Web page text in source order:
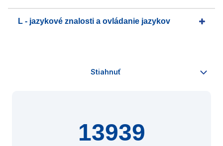
L - jazykové znalosti a ovládanie jazykov
13939